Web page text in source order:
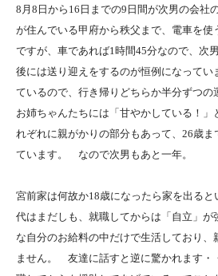
8月8日から16日までの9日間が次男の会
が住んでいる甲府から秩父まで、電車を使
ですが、車であれば1時間45分なので、次
後には送り迎えをするのが恒例になって
ているので、行き帰りどちらか半分ずつ
お姉ちゃんたちには「甘やかしている！」
れぞれに親がかりの部分もあって、26歳ま
ています。 なので次男もあと一年。
宮前家は何故か18歳になったら家を出る
代はまだしも、就職してからは「自立」
な自分のお給料の中だけで生活しており、
ません。 友達に話すと逆に驚かれます・